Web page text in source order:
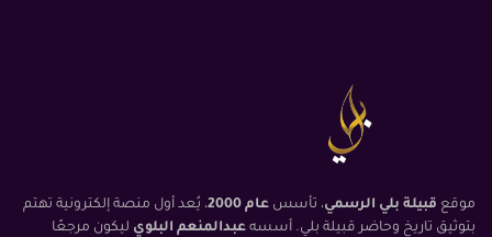
موقع قبيلة بلي الرسمي، تأسس عام 2000
، يُعد أول منصة إلكترونية تهتم
بتوثيق تاريخ وحاضر قبيلة بلي. أسسه عبدالمنعم البلوي ليكون مرجعًا